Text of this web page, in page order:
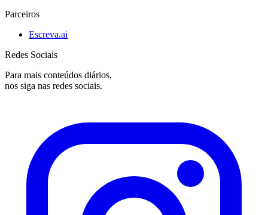
Parceiros
Escreva.ai
Redes Sociais
Para mais conteúdos diários,
nos siga nas redes sociais.